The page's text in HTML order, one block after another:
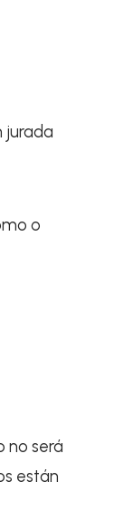
jurada
o
no será
están